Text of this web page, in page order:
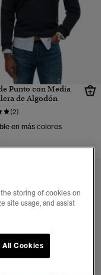
Punto con Media
de Algodón
(2)
en más colores
the storing of cookies on
site usage, and assist
All Cookies